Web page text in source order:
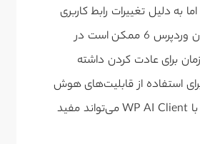
به دلیل تغییرات رابط کاربری
در داشبورد، کاربران وردپرس 6 ممکن است در
برای عادت کردن داشته
استفاده از قابلیت‌های هوش
مصنوعی، آشنایی با WP AI Client می‌تواند مفید